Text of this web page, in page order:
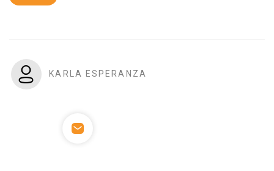
KARLA ESPERANZA